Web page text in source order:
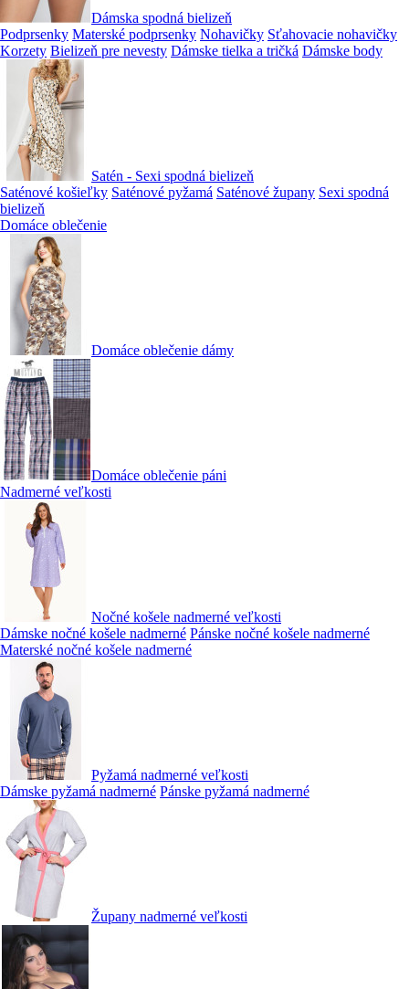
Dámska spodná bielizeň
Podprsenky Materské podprsenky Nohavičky Sťahovacie nohavičky
Korzety Bielizeň pre nevesty Dámske tielka a tričká Dámske body
Satén - Sexi spodná bielizeň
Saténové košieľky Saténové pyžamá Saténové župany Sexi spodná
bielizeň
Domáce oblečenie
Domáce oblečenie dámy
Domáce oblečenie páni
Nadmerné veľkosti
Nočné košele nadmerné veľkosti
Dámske nočné košele nadmerné Pánske nočné košele nadmerné
Materské nočné košele nadmerné
Pyžamá nadmerné veľkosti
Dámske pyžamá nadmerné Pánske pyžamá nadmerné
Župany nadmerné veľkosti